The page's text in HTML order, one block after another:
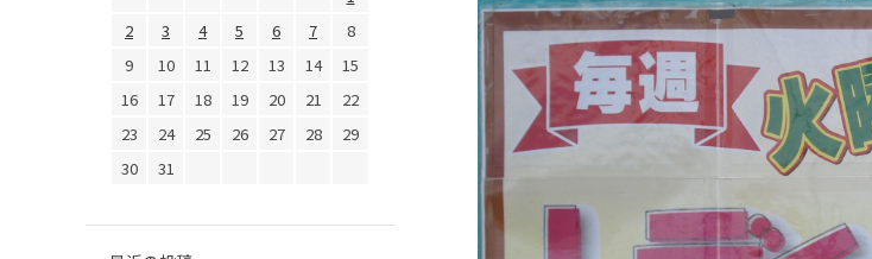
2
3 4 5 6 7
8
9
10 11 12 13 14
15
16
17 18 19 20 21
22
23
24 25 26 27 28
29
30
31